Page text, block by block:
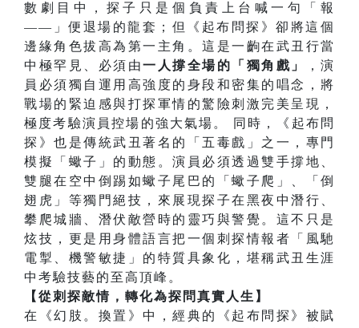
數劇目中，探子只是個負責上台喊一句「報
——」便退場的龍套；但《起布問探》卻將這個
邊緣角色拔高為第一主角。這是一齣在武丑行當
中極罕見、必須由一人撐全場的「獨角戲」
，演
員必須獨自運用高強度的身段和密集的唱念，將
戰場的緊迫感與打探軍情的驚險刺激完美呈現，
極度考驗演員控場的強大氣場。 同時，《起布問
探》也是傳統武丑著名的「五毒戲」之一，專門
模擬「蠍子」的動態。演員必須透過雙手撐地、
雙腿在空中倒踢如蠍子尾巴的「蠍子爬」、「倒
翅虎」等獨門絕技，來展現探子在黑夜中潛行、
攀爬城牆、潛伏敵營時的靈巧與警覺。這不只是
炫技，更是用身體語言把一個刺探情報者「風馳
電掣、機警敏捷」的特質具象化，堪稱武丑生涯
中考驗技藝的至高頂峰。
【從刺探敵情，轉化為探問真實人生】
在《幻肢。換置》中，經典的《起布問探》被賦